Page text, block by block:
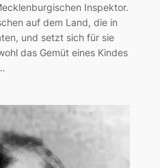
Inspektor.
auf dem Land, die in
und setzt sich für sie
das Gemüt eines Kindes